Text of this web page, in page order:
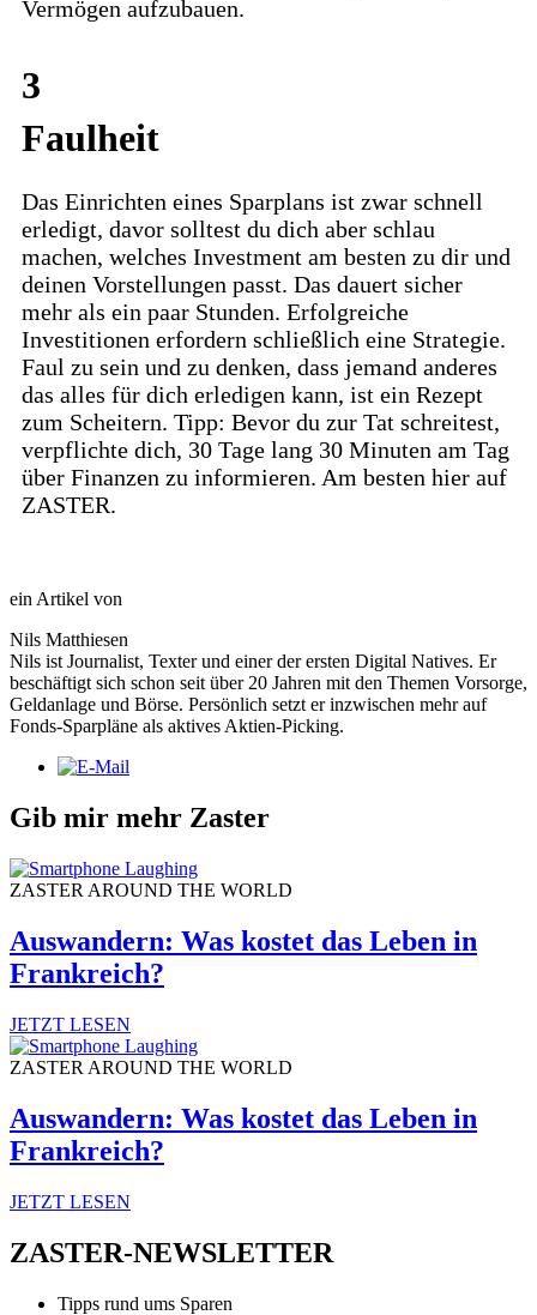
Vermögen aufzubauen.
3
Faulheit
Das Einrichten eines Sparplans ist zwar schnell
erledigt, davor solltest du dich aber schlau
machen, welches Investment am besten zu dir und
deinen Vorstellungen passt. Das dauert sicher
mehr als ein paar Stunden. Erfolgreiche
Investitionen erfordern schließlich eine Strategie.
Faul zu sein und zu denken, dass jemand anderes
das alles für dich erledigen kann, ist ein Rezept
zum Scheitern. Tipp: Bevor du zur Tat schreitest,
verpflichte dich, 30 Tage lang 30 Minuten am Tag
über Finanzen zu informieren. Am besten hier auf
ZASTER.
ein Artikel von
Nils Matthiesen
Nils ist Journalist, Texter und einer der ersten Digital Natives. Er
beschäftigt sich schon seit über 20 Jahren mit den Themen Vorsorge,
Geldanlage und Börse. Persönlich setzt er inzwischen mehr auf
Fonds-Sparpläne als aktives Aktien-Picking.
Gib mir mehr Zaster
ZASTER AROUND THE WORLD
Auswandern: Was kostet das Leben in
Frankreich?
JETZT LESEN
ZASTER AROUND THE WORLD
Auswandern: Was kostet das Leben in
Frankreich?
JETZT LESEN
ZASTER-NEWSLETTER
Tipps rund ums Sparen